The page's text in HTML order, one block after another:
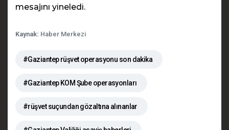
mesajını yineledi.
Kaynak: Haber Merkezi
#Gaziantep rüşvet operasyonu son dakika
#Gaziantep KOM Şube operasyonları
#rüşvet suçundan gözaltına alınanlar